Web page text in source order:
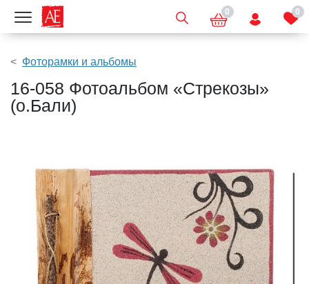
Показать меню 0 0
Фоторамки и альбомы
16-058 Фотоальбом «Стрекозы»
(о.Бали)